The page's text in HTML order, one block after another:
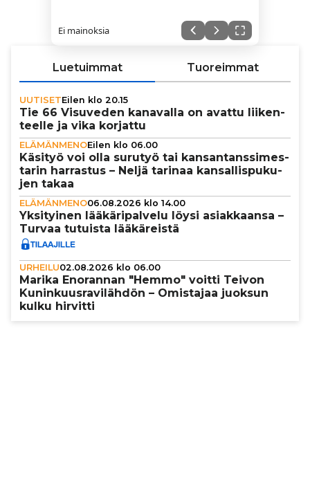
Ei mainoksia
Luetuimmat Tuoreimmat
UUTISETEilen klo 20.15
Tie 66 Visuveden kanavalla on avattu lii­ken­
teelle ja vika korjattu
ELÄMÄNMENOEilen klo 06.00
Käsityö voi olla surutyö tai kan­san­tans­si­mes­
ta­rin harrastus – Neljä tarinaa kan­sal­lis­pu­ku­
jen takaa
ELÄMÄNMENO06.08.2026 klo 14.00
Yksi­tyi­nen lää­kä­ri­pal­velu löysi asi­ak­kaansa –
Turvaa tutuista lää­kä­reistä
URHEILU02.08.2026 klo 06.00
Marika Enorannan "Hemmo" voitti Teivon
Kunin­kuus­ra­vi­läh­dön – Omistajaa juoksun
kulku hirvitti